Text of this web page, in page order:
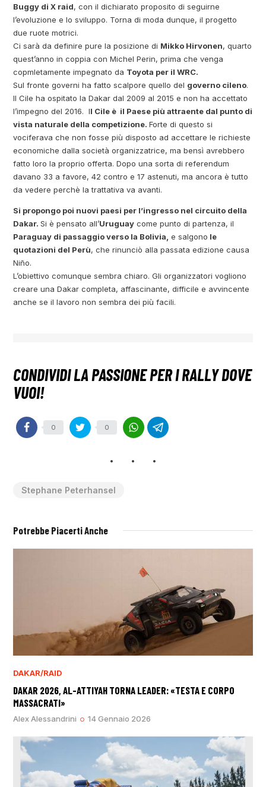
Buggy di X raid, con il dichiarato proposito di seguirne
l’evoluzione e lo sviluppo. Torna di moda dunque, il progetto
due ruote motrici.
Ci sarà da definire pure la posizione di Mikko Hirvonen, quarto
quest’anno in coppia con Michel Perin, prima che venga
copmletamente impegnato da Toyota per il WRC.
Sul fronte governi ha fatto scalpore quello del governo cileno.
Il Cile ha ospitato la Dakar dal 2009 al 2015 e non ha accettato
l’impegno del 2016. Il Cile è il Paese più attraente dal punto di
vista naturale della competizione.Forte di questo si
vociferava che non fosse più disposto ad accettare le richieste
economiche dalla società organizzatrice, ma bensì avrebbero
fatto loro la proprio offerta. Dopo una sorta di referendum
davano 33 a favore, 42 contro e 17 astenuti, ma ancora è tutto
da vedere perchè la trattativa va avanti.
Si propongo poi nuovi paesi per l’ingresso nel circuito della
Dakar.Si è pensato all’Uruguay come punto di partenza, il
Paraguay di passaggio verso la Bolivia, e salgono le
quotazioni del Perù, che rinunciò alla passata edizione causa
Niño.
L’obiettivo comunque sembra chiaro. Gli organizzatori vogliono
creare una Dakar completa, affascinante, difficile e avvincente
anche se il lavoro non sembra dei più facili.
0 0
Stephane Peterhansel
Potrebbe Piacerti Anche
DAKAR/RAID
DAKAR 2026, AL-ATTIYAH TORNA LEADER: «TESTA E CORPO
MASSACRATI»
Alex Alessandrini 14 Gennaio 2026